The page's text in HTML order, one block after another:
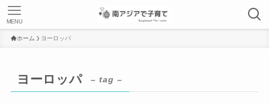
MENU
ホーム ヨーロッパ
ヨーロッパ – tag –